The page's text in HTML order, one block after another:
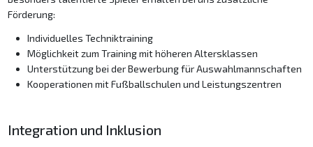
Förderung:
Individuelles Techniktraining
Möglichkeit zum Training mit höheren Altersklassen
Unterstützung bei der Bewerbung für Auswahlmannschaften
Kooperationen mit Fußballschulen und Leistungszentren
Integration und Inklusion